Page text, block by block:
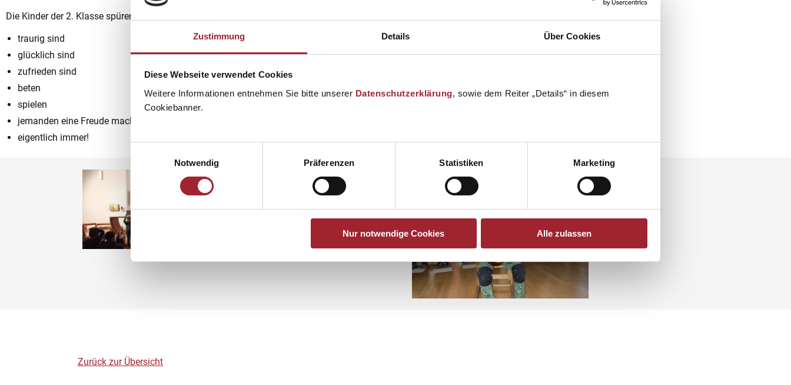
Zustimmung Details Über Cookies
Diese Webseite verwendet Cookies
Weitere Informationen entnehmen Sie bitte unserer Datenschutzerklärung, sowie dem Reiter „Details“ in diesem
Cookiebanner.
Notwendig
Präferenzen Statistiken Marketing
Nur notwendige Cookies Alle zulassen
Die Kinder der 2. Klasse spüren auch diese große Liebe Gottes, wenn sie
traurig sind
glücklich sind
zufrieden sind
beten
spielen
jemanden eine Freude machen
eigentlich immer!
Zurück zur Übersicht